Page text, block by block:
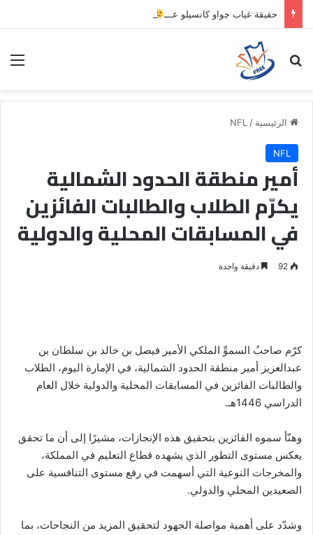
حقيقة غياب جواو كانسيلو عـــ
بحث عن
الرئيسية /
NFL
NFL
أمير منطقة الحدود الشمالية
يكرّم الطلاب والطالبات الفائزين
في المسابقات المحلية والدولية
92 دقيقة واحدة
كرّم صاحبُ السموِّ الملكي الأمير فيصل بن خالد بن سلطان بن
عبدالعزيز أمير منطقة الحدود الشمالية، في الإمارة اليوم، الطلاب
والطالبات الفائزين في المسابقات المحلية والدولية خلال العام
الدراسي 1446هـ.
وهنّأ سموه الفائزين بتحقيق هذه الإنجازات، مشيرًا إلى أن ما تحقق
يعكس مستوى التطور الذي يشهده قطاع التعليم في المملكة،
والمخرجات النوعية التي أسهمت في رفع مستوى التنافسية على
الصعيدين المحلي والدولي.
وشدّد على أهمية مواصلة الجهود لتحقيق المزيد من النجاحات، بما